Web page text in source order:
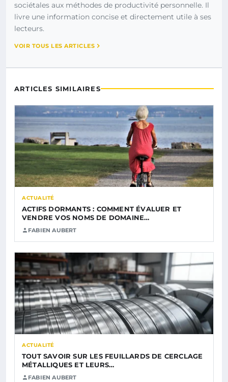
sociétales aux méthodes de productivité personnelle. Il
livre une information concise et directement utile à ses
lecteurs.
VOIR TOUS LES ARTICLES
ARTICLES SIMILAIRES
ACTUALITÉ
ACTIFS DORMANTS : COMMENT ÉVALUER ET
VENDRE VOS NOMS DE DOMAINE…
FABIEN AUBERT
ACTUALITÉ
TOUT SAVOIR SUR LES FEUILLARDS DE CERCLAGE
MÉTALLIQUES ET LEURS…
FABIEN AUBERT